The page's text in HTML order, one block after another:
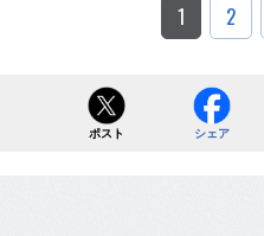
1 2
ポスト シェア